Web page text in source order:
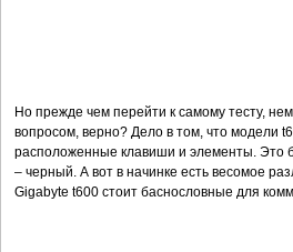
Но прежде чем перейти к самому тесту,
вопросом, верно? Дело в том, что модели
расположенные клавиши и элементы. Это
– черный. А вот в начинке есть весомое
Gigabyte t600 стоит баснословные для